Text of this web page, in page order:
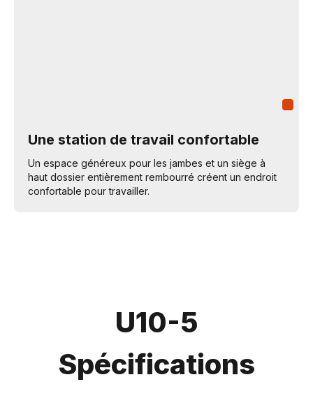
Une station de travail confortable
Un espace généreux pour les jambes et un siège à
haut dossier entièrement rembourré créent un endroit
confortable pour travailler.
U10-5
Spécifications